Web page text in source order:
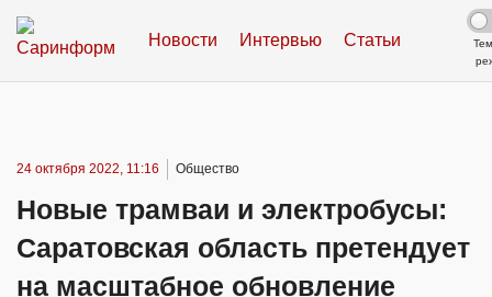
Новости Интервью Статьи
24 октября 2022, 11:16 Общество
Новые трамваи и электробусы:
Саратовская область претендует
на масштабное обновление